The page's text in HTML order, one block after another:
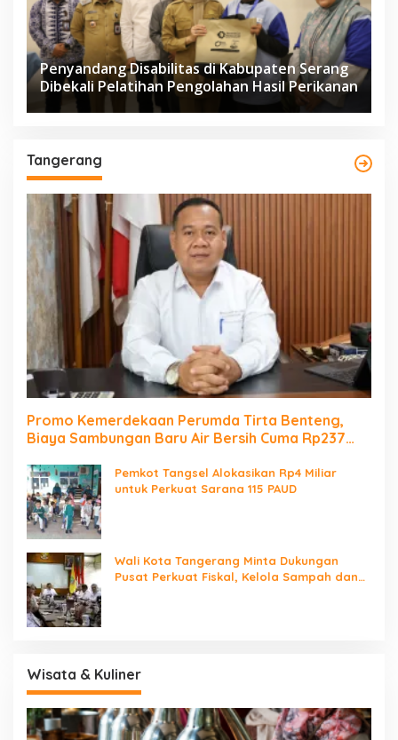
Penyandang Disabilitas di Kabupaten Serang
Dibekali Pelatihan Pengolahan Hasil Perikanan
Tangerang
Promo Kemerdekaan Perumda Tirta Benteng,
Biaya Sambungan Baru Air Bersih Cuma Rp237
Pemkot Tangsel Alokasikan Rp4 Miliar
untuk Perkuat Sarana 115 PAUD
Wali Kota Tangerang Minta Dukungan
Pusat Perkuat Fiskal, Kelola Sampah dan
Wisata & Kuliner